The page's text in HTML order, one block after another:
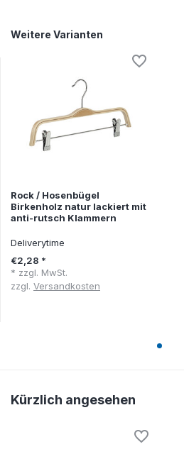
Weitere Varianten
Rock / Hosenbügel
Birkenholz natur lackiert mit
anti-rutsch Klammern
Deliverytime
€2,28 *
* zzgl. MwSt.
zzgl. Versandkosten
Kürzlich angesehen